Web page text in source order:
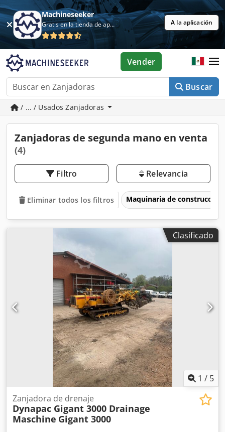
Machineseeker
Gratis en la tienda de aplicaciones A la aplicación
Buscar
Vender
/ ... / Usados Zanjadoras
Zanjadoras de segunda mano en venta
(4)
Filtro Relevancia
Eliminar todos los filtros Maquinaria de construcción
Clasificado
1 / 5
Zanjadora de drenaje
Dynapac Gigant 3000 Drainage
Maschine Gigant 3000